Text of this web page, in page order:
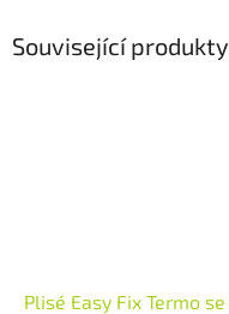
Související produkty
Plisé Easy Fix Termo se